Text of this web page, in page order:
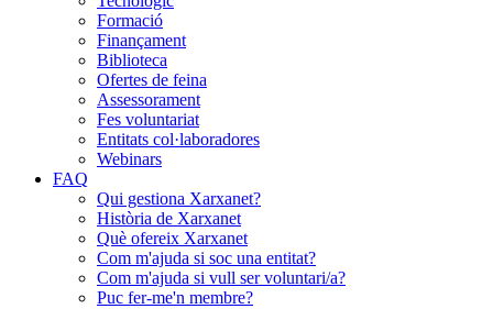
Formació
Finançament
Biblioteca
Ofertes de feina
Assessorament
Fes voluntariat
Entitats col·laboradores
Webinars
FAQ
Qui gestiona Xarxanet?
Història de Xarxanet
Què ofereix Xarxanet
Com m'ajuda si soc una entitat?
Com m'ajuda si vull ser voluntari/a?
Puc fer-me'n membre?